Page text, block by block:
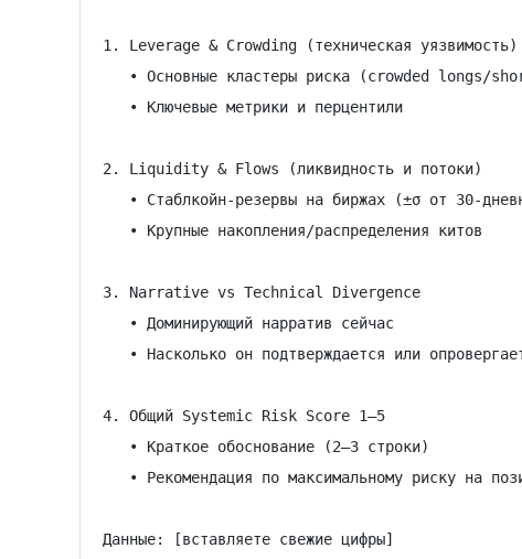
1. Leverage & Crowding (техническая уязвимость)
2. Liquidity & Flows (ликвидность и потоки)
3. Narrative vs Technical Divergence
4. Общий Systemic Risk Score 1–5
Данные: [вставляете свежие цифры]